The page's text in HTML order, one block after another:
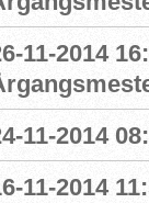
11-2014
11-2014
11-2014